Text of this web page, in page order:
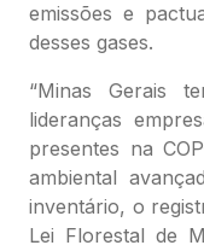
emissões e
desses gases.
“Minas Gerais
lideranças
presentes na
ambiental
inventário, o
Lei Florestal de